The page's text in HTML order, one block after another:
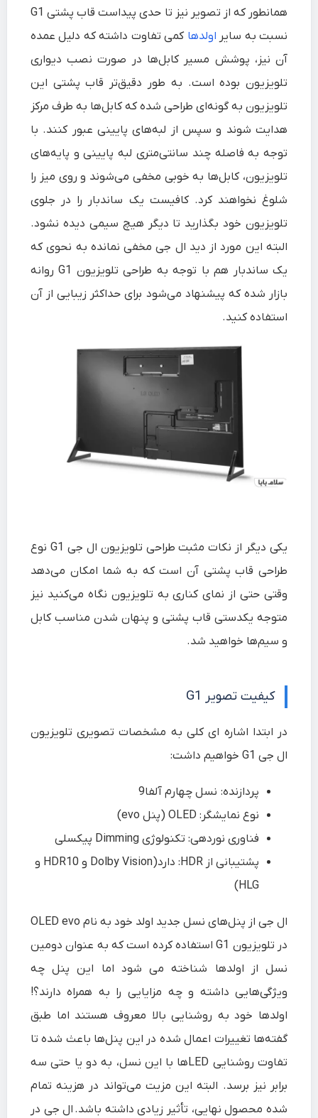
همانطور که از تصویر نیز تا حدی پیداست قاب پشتی G1
نسبت به سایر اولدها کمی تفاوت داشته که دلیل عمده
آن نیز، پوشش مسیر کابل‌ها در صورت نصب دیواری
تلویزیون بوده است. به طور دقیق‌تر قاب پشتی این
تلویزیون به گونه‌ای طراحی شده که کابل‌ها به طرف مرکز
هدایت شوند و سپس از لبه‌های پایینی عبور کنند. با
توجه به فاصله چند سانتی‌متری لبه پایینی و پایه‌های
تلویزیون، کابل‌ها به خوبی مخفی می‌شوند و روی میز را
شلوغ نخواهند کرد. کافیست یک ساندبار را در جلوی
تلویزیون خود بگذارید تا دیگر هیچ سیمی دیده نشود.
البته این مورد از دید ال جی مخفی نمانده به نحوی که
یک ساندبار هم با توجه به طراحی تلویزیون G1 روانه
بازار شده که پیشنهاد می‌شود برای حداکثر زیبایی از آن
استفاده کنید.
یکی دیگر از نکات مثبت طراحی تلویزیون ال جی G1 نوع
طراحی قاب پشتی آن است که به شما امکان می‌دهد
وقتی حتی از نمای کناری به تلویزیون نگاه می‌کنید نیز
متوجه یکدستی قاب پشتی و پنهان شدن مناسب کابل
و سیم‌ها خواهید شد.
کیفیت تصویر G1
در ابتدا اشاره ای کلی به مشخصات تصویری تلویزیون
ال جی G1 خواهیم داشت:
پردازنده: نسل چهارم آلفا9
نوع نمایشگر : OLED (پنل evo)
فناوری نوردهی: تکنولوژی Dimming پیکسلی
پشتیبانی از HDR
: دارد(Dolby Vision و HDR10 و
HLG)
ال جی از پنل‌های نسل جدید اولد خود به نام OLED evo
در تلویزیون G1 استفاده کرده است که به عنوان دومین
نسل از اولدها شناخته می شود اما این پنل چه
ویژگی‌هایی داشته و چه مزایایی را به همراه دارند؟!
اولدها خود به روشنایی بالا معروف هستند اما طبق
گفته‌ها تغییرات اعمال شده در این پنل‌ها باعث شده تا
تفاوت روشنایی LEDها با این نسل، به دو یا حتی سه
برابر نیز برسد. البته این مزیت می‌تواند در هزینه تمام
شده محصول نهایی، تأثیر زیادی داشته باشد. ال جی در